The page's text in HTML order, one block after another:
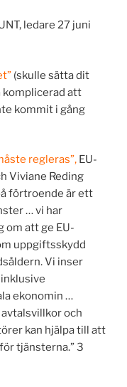
ledare 27 juni
(skulle sätta dit
komplicerad att
kommit i gång
regleras”, EU-
Viviane Reding
förtroende är ett
… vi har
om att ge EU-
uppgiftsskydd
Vi inser
ekonomin …
och
kan hjälpa till att
tjänsterna.” 3